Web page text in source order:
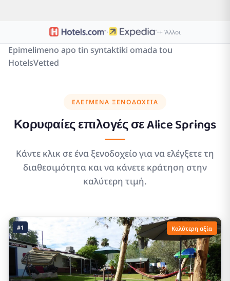
· ·+ Άλλοι
Epimelimeno apo tin syntaktiki omada tou
HotelsVetted
ΕΛΕΓΜΈΝΑ ΞΕΝΟΔΟΧΕΊΑ
Κορυφαίες επιλογές σεAlice Springs
Κάντε κλικ σε ένα ξενοδοχείο για να ελέγξετε τη
διαθεσιμότητα και να κάνετε κράτηση στην
καλύτερη τιμή.
#1 Καλύτερη αξία